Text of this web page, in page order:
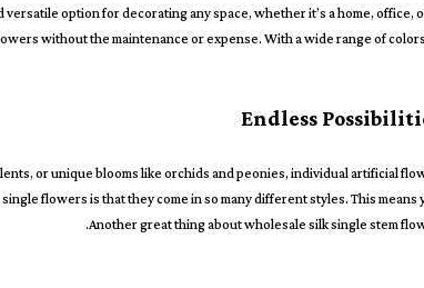
option for decorating any space, whether it’s a home,
without the maintenance or expense. With a wide range of
Endless
or unique blooms like orchids and peonies, individual artificial
flowers is that they come in so many different styles. This
Another great thing about wholesale silk single stem